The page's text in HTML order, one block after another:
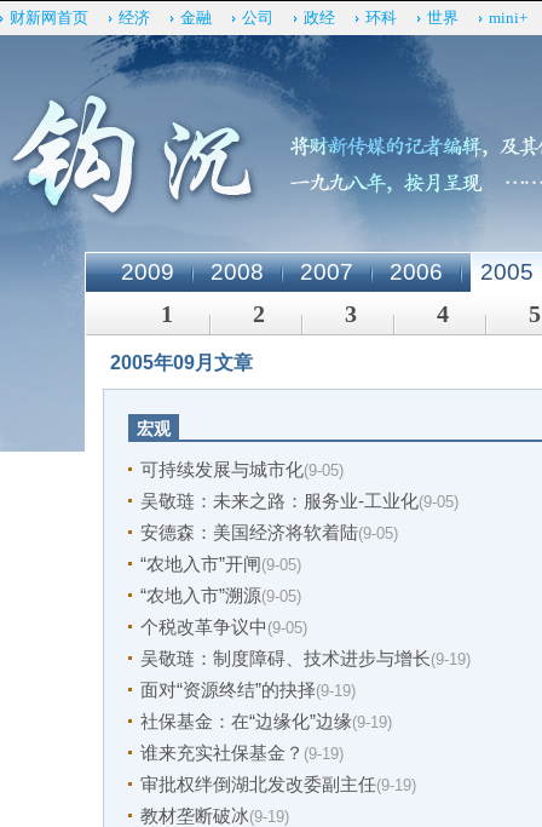
财新网首页 经济 金融 公司 政经 环科 世界 mini+
2009 2008 2007 2006 2005
1 2 3 4 5
2005年09月文章
宏观
可持续发展与城市化(9-05)
吴敬琏：未来之路：服务业-工业化(9-05)
安德森：美国经济将软着陆(9-05)
“农地入市”开闸(9-05)
“农地入市”溯源(9-05)
个税改革争议中 (9-05)
吴敬琏：制度障碍、技术进步与增长(9-19)
面对“资源终结”的抉择(9-19)
社保基金：在“边缘化”边缘(9-19)
谁来充实社保基金？ (9-19)
审批权绊倒湖北发改委副主任(9-19)
教材垄断破冰(9-19)